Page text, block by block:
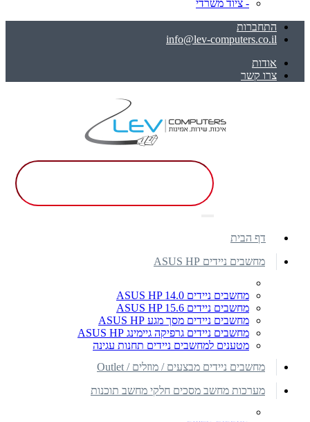
- ציוד משרדי
התחברות
info@lev-computers.co.il
אודות
צרו קשר
דף הבית
מחשבים ניידים ASUS HP
מחשבים ניידים ASUS HP 14.0
מחשבים ניידים ASUS HP 15.6
מחשבים ניידים מסך מגע ASUS HP
מחשבים ניידים גרפיקה גיימינג ASUS HP
מטענים למחשבים ניידים תחנות עגינה
מחשבים ניידים מבצעים / מוזלים / Outlet
מערכות מחשב מסכים חלקי מחשב תוכנות